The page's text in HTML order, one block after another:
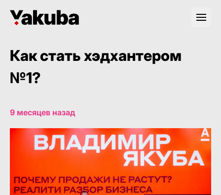
Как стать хэдхантером
№1?
9 месяцев назад